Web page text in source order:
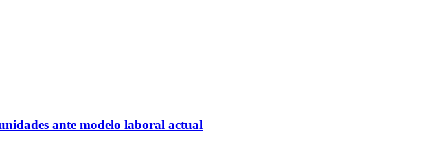
ante modelo laboral actual